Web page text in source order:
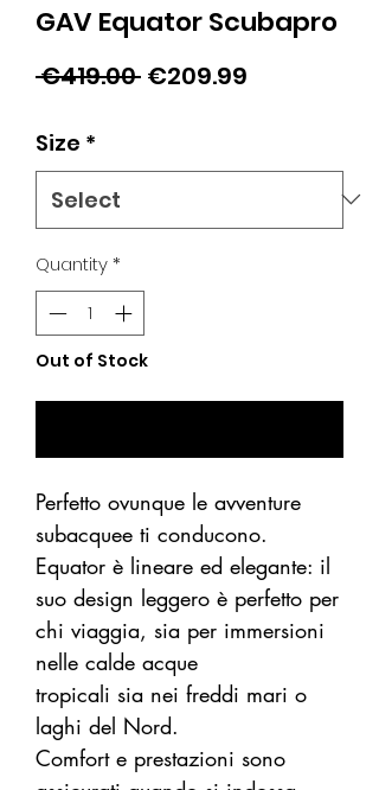
GAV Equator Scubapro
€419.00 Regular
€209.99
Size *
Quantity*
Out of Stock
Perfetto ovunque le avventure
subacquee ti conducono.
Equator è lineare ed elegante: il
suo design leggero è perfetto per
chi viaggia, sia per immersioni
nelle calde acque
tropicali sia nei freddi mari o
laghi del Nord.
Comfort e prestazioni sono